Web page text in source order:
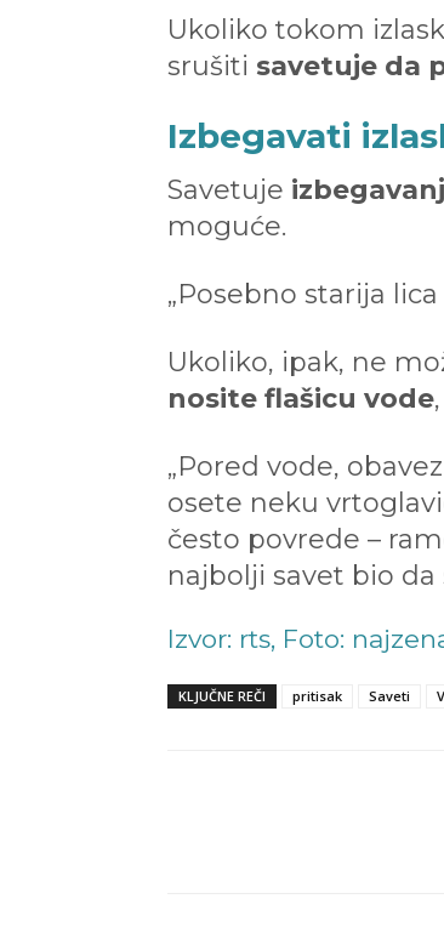
Ukoliko tokom
srušiti savetuje da
Izbegavati
Savetuje
moguće.
„Posebno starija
Ukoliko, ipak, ne
nosite flašicu vode
„Pored vode,
osete neku
često povrede –
najbolji savet bio
Izvor: rts, Foto:
KLJUČNE REČI pritisak Saveti